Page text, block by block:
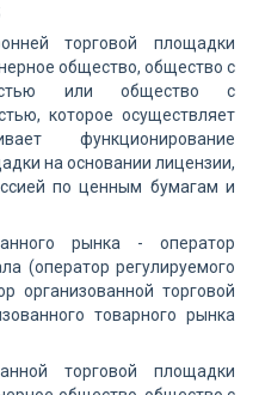
торговой площадки
общество, общество с
или общество с
которое осуществляет
функционирование
на основании лицензии,
по ценным бумагам и
рынка - оператор
(оператор регулируемого
организованной торговой
товарного рынка
торговой площадки